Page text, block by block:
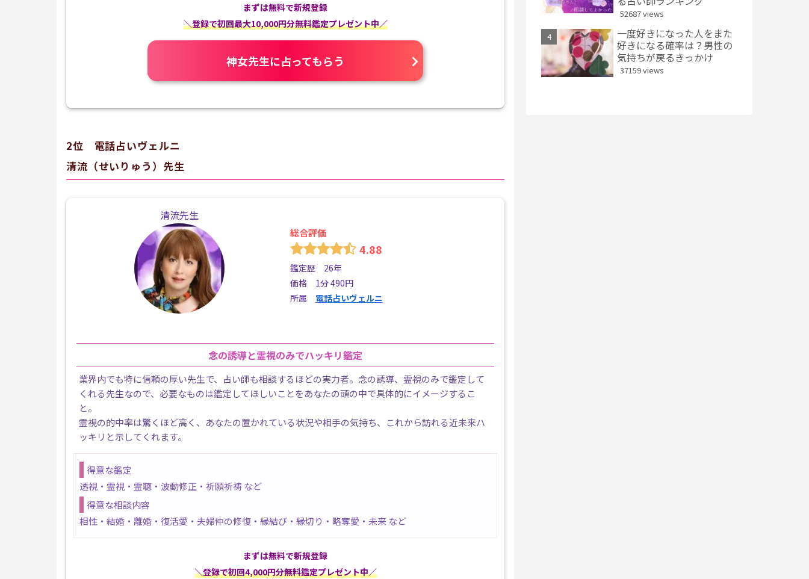
まずは無料で新規登録
＼登録で初回最大10,000円分無料鑑定プレゼント中／
神女先生に占ってもらう
2位 電話占いヴェルニ
清流（せいりゅう）先生
清流先生
総合評価
4.88
鑑定歴 26年
価格 1分 490円
所属 電話占いヴェルニ
念の誘導と霊視のみでハッキリ鑑定
業界内でも特に信頼の厚い先生で、占い師も相談するほどの実力者。念の誘導、霊視のみで鑑定して
くれる先生なので、必要なものは鑑定してほしいことをあなたの頭の中で具体的にイメージするこ
と。
霊視の的中率は驚くほど高く、あなたの置かれている状況や相手の気持ち、これから訪れる近未来ハ
ッキリと示してくれます。
得意な鑑定
透視・霊視・霊聴・波動修正・祈願祈祷 など
得意な相談内容
相性・結婚・離婚・復活愛・夫婦仲の修復・縁結び・縁切り・略奪愛・未来 など
まずは無料で新規登録
＼登録で初回4,000円分無料鑑定プレゼント中／
52687 views
一度好きになった人をまた
好きになる確率は？男性の
気持ちが戻るきっかけ
37159 views